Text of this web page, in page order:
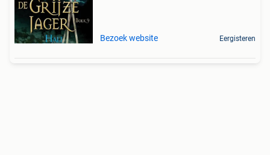
Bezoek website Eergisteren